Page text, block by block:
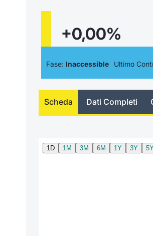
+0,00%
Fase: Inaccessible Ultimo
Scheda Dati Completi